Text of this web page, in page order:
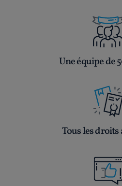
Une équipe de
Tous les droits